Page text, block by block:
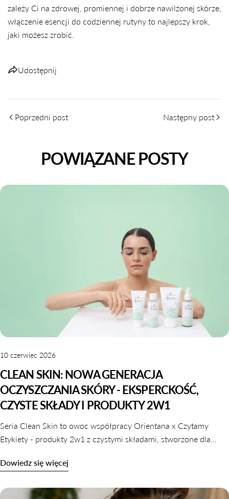
zależy Ci na zdrowej, promiennej i dobrze nawilżonej skórze,
włączenie esencji do codziennej rutyny to najlepszy krok,
jaki możesz zrobić.
Udostępnij
Poprzedni post Następny post
POWIĄZANE POSTY
10 czerwiec 2026
CLEAN SKIN: NOWA GENERACJA
OCZYSZCZANIA SKÓRY - EKSPERCKOŚĆ,
CZYSTE SKŁADY I PRODUKTY 2W1
Seria Clean Skin to owoc współpracy Orientana x Czytamy
Etykiety - produkty 2w1 z czystymi składami, stworzone dla
dlaczego oczyszczanie nie musi naruszać komfortu skóry.
Dowiedz się więcej